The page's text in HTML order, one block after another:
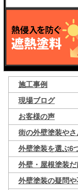
施工事例
現場ブログ
お客様の声
街の外壁塗装や
外壁塗装を選ぶ6
外壁・屋根塗装
外壁塗装の疑問